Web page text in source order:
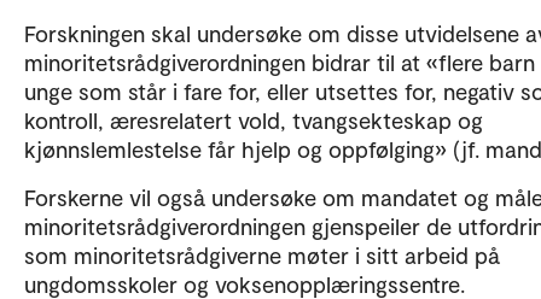
Forskningen skal undersøke om disse utvidelsene
minoritetsrådgiverordningen bidrar til at «flere barn
unge som står i fare for, eller utsettes for, negativ
kontroll, æresrelatert vold, tvangsekteskap og
kjønnslemlestelse får hjelp og oppfølging» (jf.
Forskerne vil også undersøke om mandatet og
minoritetsrådgiverordningen gjenspeiler de
som minoritetsrådgiverne møter i sitt arbeid på
ungdomsskoler og voksenopplæringssentre.